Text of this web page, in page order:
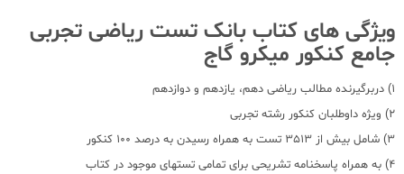
ویژگی های کتاب بانک تست ریاضی تجربی
جامع کنکور میکرو گاج
1) دربرگیرنده مطالب ریاضی دهم، یازدهم و دوازدهم
2) ویژه داوطلبان کنکور رشته تجربی
3) شامل بیش از 3513 تست به همراه رسیدن به درصد 100 کنکور
4) به همراه پاسخنامه تشریحی برای تمامی تستهای موجود در کتاب